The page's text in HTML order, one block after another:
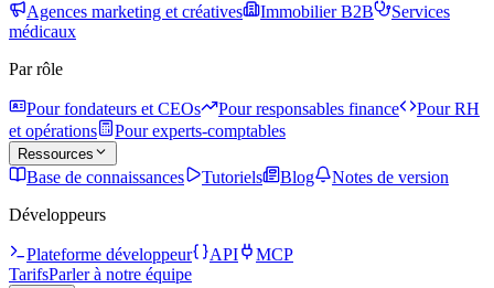
Agences marketing et créatives
Immobilier B2B
Services
médicaux
Par rôle
Pour fondateurs et CEOs Pour responsables finance
Pour RH
et opérations
Pour experts-comptables
Ressources
Base de connaissances Tutoriels Blog
Notes de version
Développeurs
Plateforme développeur API
MCP
TarifsParler à notre équipe